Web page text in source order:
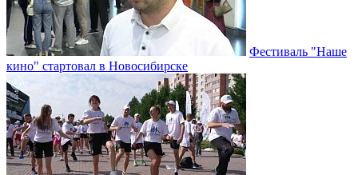
Фестиваль "Наше
кино" стартовал в Новосибирске